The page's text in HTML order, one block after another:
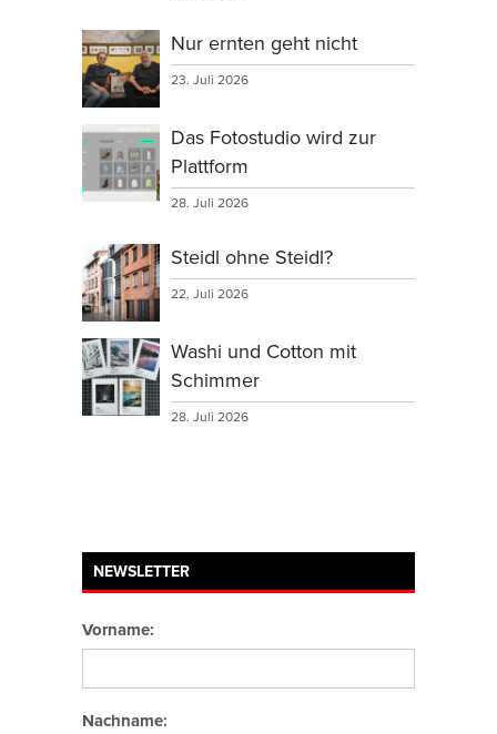
Nur ernten geht nicht
23. Juli 2026
Das Fotostudio wird zur
Plattform
28. Juli 2026
Steidl ohne Steidl?
22. Juli 2026
Washi und Cotton mit
Schimmer
28. Juli 2026
NEWSLETTER
Vorname:
Nachname: